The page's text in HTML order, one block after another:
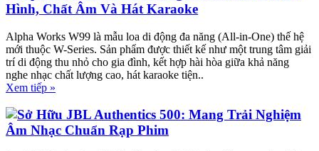
Hình, Chất Âm Và Hát Karaoke
Alpha Works W99 là mẫu loa di động đa năng (All-in-One) thế hệ
mới thuộc W-Series. Sản phẩm được thiết kế như một trung tâm giải
trí di động thu nhỏ cho gia đình, kết hợp hài hòa giữa khả năng
nghe nhạc chất lượng cao, hát karaoke tiện..
Xem tiếp »
Sở Hữu JBL Authentics 500: Mang Trải Nghiệm
Âm Nhạc Chuẩn Rạp Phim